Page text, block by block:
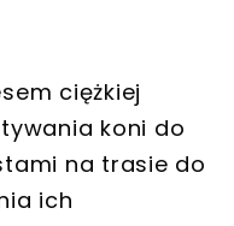
ciężkiej
koni do
na trasie do
ich